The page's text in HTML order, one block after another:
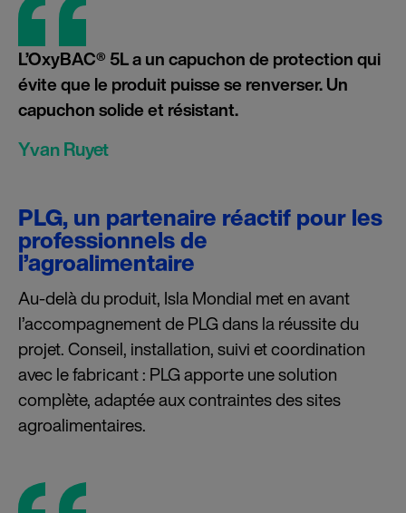
L’OxyBAC® 5L a un capuchon de protection qui
évite que le produit puisse se renverser. Un
capuchon solide et résistant.
Yvan Ruyet
PLG, un partenaire réactif pour les
professionnels de
l’agroalimentaire
Au-delà du produit, Isla Mondial met en avant
l’accompagnement de PLG dans la réussite du
projet. Conseil, installation, suivi et coordination
avec le fabricant : PLG apporte une solution
complète, adaptée aux contraintes des sites
agroalimentaires.